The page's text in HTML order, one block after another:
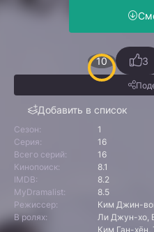
10
Добавить в список
3
Сезон:
1
Серия:
16
Всего серий:
16
Кинопоиск:
8.1
IMDB:
8.2
MyDramalist:
8.5
Режиссер:
Ким Джин-
В ролях:
Ли Джун-хо,
Ким Ган-